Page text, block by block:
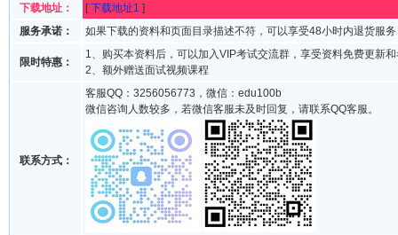
下载地址：
[下载地址1 ]
服务承诺：
如果下载的资料和页面目录描述不符，可以享受48小时内退货服务
限时特惠：
1、购买本资料后，可以加入VIP考试交流群，享受资料免费更新
2、额外赠送面试视频课程
联系方式：
客服QQ：3256056773，微信：edu100b
微信咨询人数较多，若微信客服未及时回复，请联系QQ客服。